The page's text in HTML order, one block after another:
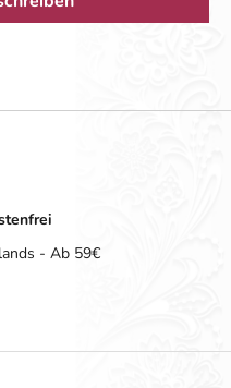
- Ab 59€